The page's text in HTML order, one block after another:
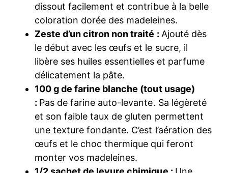
dissout facilement et contribue à la belle
coloration dorée des madeleines.
Zeste d’un citron non traité : Ajouté dès
le début avec les œufs et le sucre, il
libère ses huiles essentielles et parfume
délicatement la pâte.
100 g de farine blanche (tout usage)
: Pas de farine auto-levante. Sa légèreté
et son faible taux de gluten permettent
une texture fondante. C’est l’aération des
œufs et le choc thermique qui feront
monter vos madeleines.